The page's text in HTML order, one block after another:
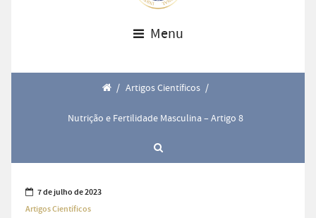
Menu
/ Artigos Científicos /
Nutrição e Fertilidade Masculina – Artigo 8
7 de julho de 2023
Artigos Científicos